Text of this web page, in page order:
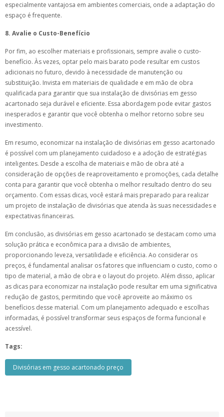
especialmente vantajosa em ambientes comerciais, onde a adaptação do
espaço é frequente.
8. Avalie o Custo-Benefício
Por fim, ao escolher materiais e profissionais, sempre avalie o custo-
benefício. Às vezes, optar pelo mais barato pode resultar em custos
adicionais no futuro, devido à necessidade de manutenção ou
substituição. Invista em materiais de qualidade e em mão de obra
qualificada para garantir que sua instalação de divisórias em gesso
acartonado seja durável e eficiente. Essa abordagem pode evitar gastos
inesperados e garantir que você obtenha o melhor retorno sobre seu
investimento.
Em resumo, economizar na instalação de divisórias em gesso acartonado
é possível com um planejamento cuidadoso e a adoção de estratégias
inteligentes. Desde a escolha de materiais e mão de obra até a
consideração de opções de reaproveitamento e promoções, cada detalhe
conta para garantir que você obtenha o melhor resultado dentro do seu
orçamento. Com essas dicas, você estará mais preparado para realizar
um projeto de instalação de divisórias que atenda às suas necessidades e
expectativas financeiras.
Em conclusão, as divisórias em gesso acartonado se destacam como uma
solução prática e econômica para a divisão de ambientes,
proporcionando leveza, versatilidade e eficiência. Ao considerar os
preços, é fundamental analisar os fatores que influenciam o custo, como o
tipo de material, a mão de obra e o layout do projeto. Além disso, aplicar
as dicas para economizar na instalação pode resultar em uma significativa
redução de gastos, permitindo que você aproveite ao máximo os
benefícios desse material. Com um planejamento adequado e escolhas
informadas, é possível transformar seus espaços de forma funcional e
acessível.
Tags:
Divisórias em gesso acartonado preço